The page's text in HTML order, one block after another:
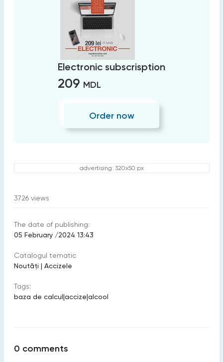
Electronic subscrisption
209 MDL
Order now
advertising: 320x50 px
3726 views
The date of publishing:
05 February /2024 13:43
Catalogul tematic
Noutăți | Accizele
Tags:
baza de calcul|accize|alcool
0 comments